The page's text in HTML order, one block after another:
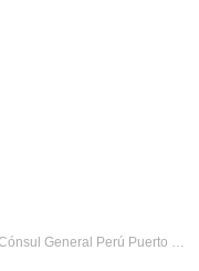
Perú Puerto Ordaz RS 019-2020-RE Relaciones Exteriores